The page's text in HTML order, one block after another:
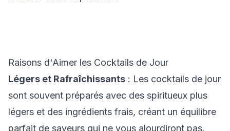
Raisons d'Aimer les Cocktails de Jour
Légers et Rafraîchissants : Les cocktails de jour
sont souvent préparés avec des spiritueux plus
légers et des ingrédients frais, créant un équilibre
parfait de saveurs qui ne vous alourdiront pas.